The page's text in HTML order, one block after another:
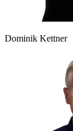
Dominik Kettner